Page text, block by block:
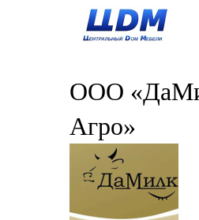
ООО
Агро»